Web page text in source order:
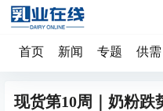
首页 新闻 专题 供需
现货第10周｜奶粉跌